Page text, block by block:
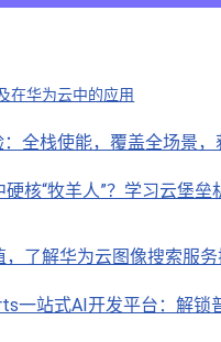
在华为云中的应用
全栈使能，覆盖全场景，
硬核“牧羊人”？学习云堡
，了解华为云图像搜索服
一站式AI开发平台：解锁